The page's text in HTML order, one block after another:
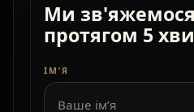
Ми
протягом 5
ІМ’Я